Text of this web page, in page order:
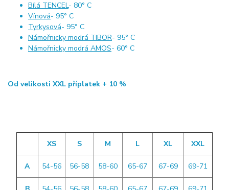
Bílá TENCEL- 80° C
Vínová- 95° C
Tyrkysová- 95° C
Námořnicky modrá TIBOR- 95° C
Námořnicky modrá AMOS- 60° C
Od velikosti XXL příplatek + 10 %
XS S M L XL XXL
A 54-56 56-58 58-60 65-67 67-69 69-71